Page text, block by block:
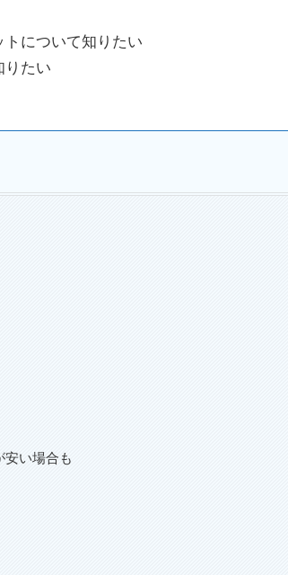
について知りたい
たい
い場合も